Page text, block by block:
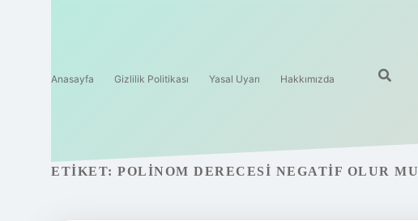
Anasayfa Gizlilik Politikası Yasal Uyarı Hakkımızda
ETIKET: POLINOM DERECESI NEGATIF OLUR MU